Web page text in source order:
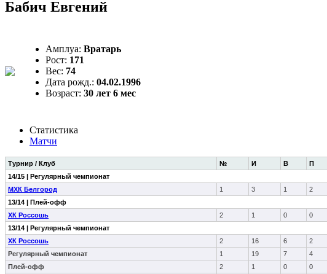
Бабич Евгений
Амплуа: Вратарь
Рост: 171
Вес: 74
Дата рожд.: 04.02.1996
Возраст: 30 лет 6 мес
Статистика
Матчи
Турнир / Клуб № И В П
14/15 | Регулярный чемпионат
МХК Белгород
1 3 1 2
13/14 | Плей-офф
ХК Россошь
2 1 0 0
13/14 | Регулярный чемпионат
ХК Россошь
2 16 6 2
Регулярный чемпионат
1 19 7 4
Плей-офф
2 1 0 0